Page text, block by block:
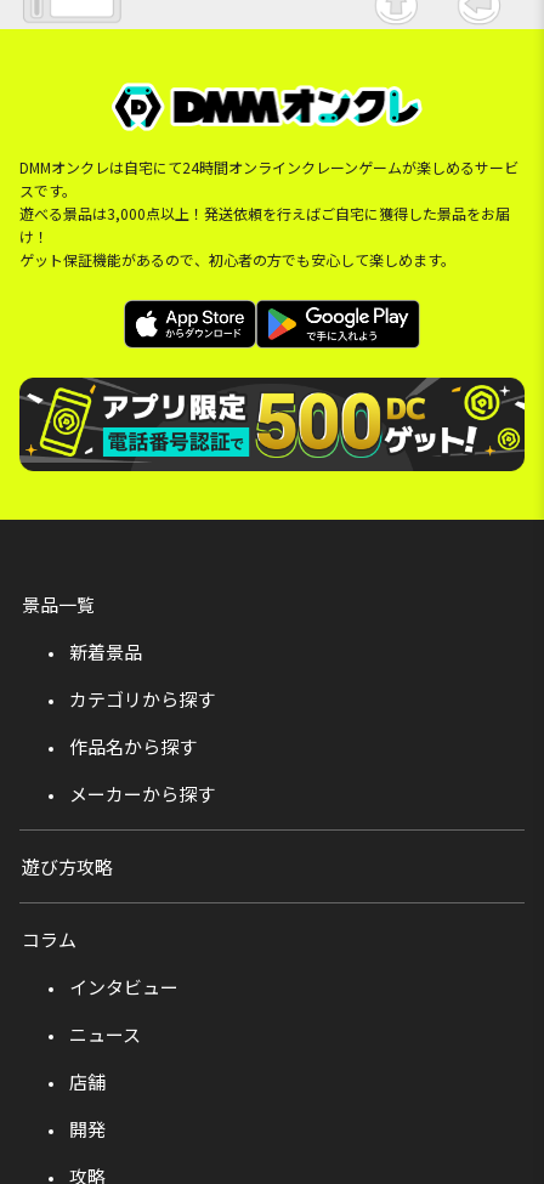
DMMオンクレは自宅にて24時間オンラインクレーンゲームが楽しめるサービ
スです。
遊べる景品は3,000点以上！発送依頼を行えばご自宅に獲得した景品をお届
け！
ゲット保証機能があるので、初心者の方でも安心して楽しめます。
景品一覧
新着景品
カテゴリから探す
作品名から探す
メーカーから探す
遊び方攻略
コラム
インタビュー
ニュース
店舗
開発
攻略